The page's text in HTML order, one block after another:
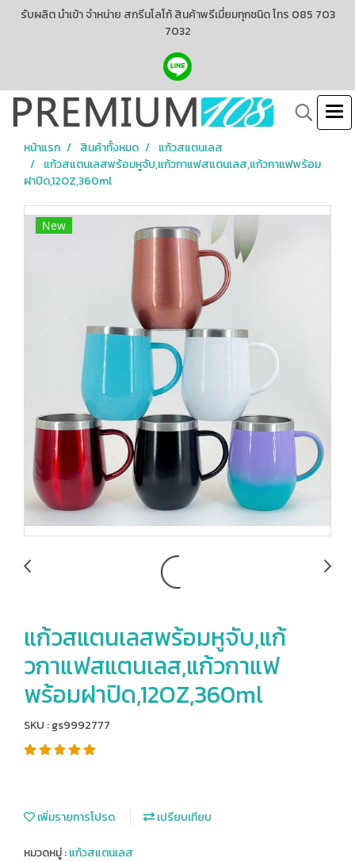
รับผลิต นำเข้า จำหน่าย สกรีนโลโก้ สินค้าพรีเมี่ยมทุกชนิด โทร 085 703
7032
หน้าแรก สินค้าทั้งหมด
แก้วสแตนเลส
แก้วสแตนเลสพร้อมหูจับ,แก้วกาแฟสแตนเลส,แก้วกาแฟพร้อม
ฝาปิด,12OZ,360ml
New
แก้วสแตนเลสพร้อมหูจับ,แก้
วกาแฟสแตนเลส,แก้วกาแฟ
พร้อมฝาปิด,12OZ,360ml
SKU : gs9992777
เพิ่มรายการโปรด เปรียบเทียบ
หมวดหมู่ :แก้วสแตนเลส